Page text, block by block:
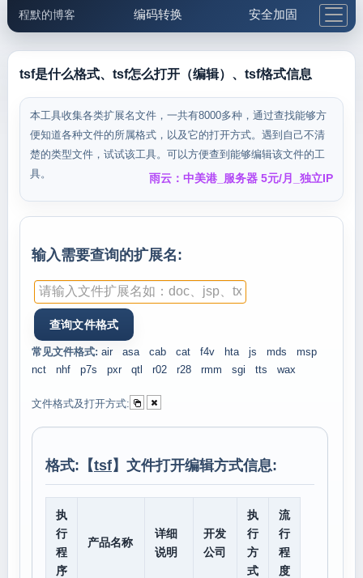
程默的博客 编码转换 安全加固
邮件工具 生活便民 更多工具
5.1支付宝大红包
tsf是什么格式、tsf怎么打开（编辑）、tsf格式信息
本工具收集各类扩展名文件，一共有8000多种，通过查找能够方
便知道各种文件的所属格式，以及它的打开方式。遇到自己不清
楚的类型文件，试试该工具。可以方便查到能够编辑该文件的工
具。
雨云：中美港_服务器 5元/月_独立IP
输入需要查询的扩展名:
常见文件格式: air asa cab cat f4v hta js mds
msp
nct
nhf p7s pxr qtl r02 r28 rmm sgi tts wax
文件格式及打开方式:
格式:【tsf】文件打开编辑方式信息:
执
行
程
序
产品名称
详细
说明
开发
公司
执
行
方
式
流
行
程
度